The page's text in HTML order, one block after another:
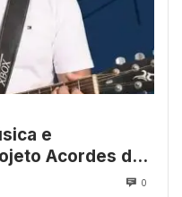
e
Acordes do
de
0